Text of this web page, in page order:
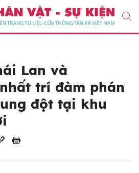
Lan và
trí đàm phán
đột tại khu